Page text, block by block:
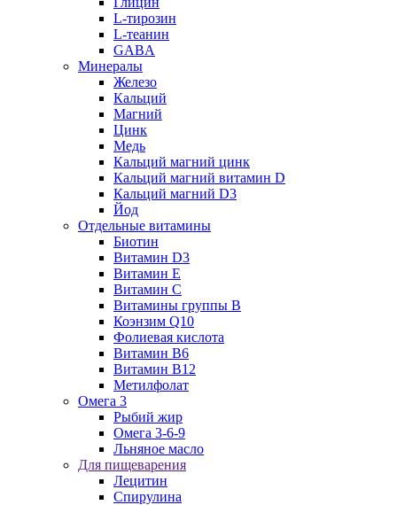
L-тирозин
L-теанин
GABA
Минералы
Железо
Кальций
Магний
Цинк
Медь
Кальций магний цинк
Кальций магний витамин D
Кальций магний D3
Йод
Отдельные витамины
Биотин
Витамин D3
Витамин E
Витамин C
Витамины группы B
Коэнзим Q10
Фолиевая кислота
Витамин B6
Витамин B12
Метилфолат
Омега 3
Рыбий жир
Омега 3-6-9
Льняное масло
Для пищеварения
Лецитин
Спирулина